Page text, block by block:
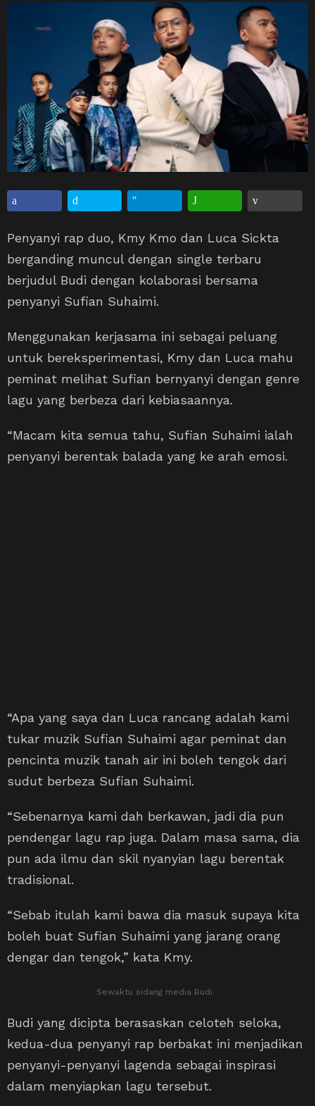
Penyanyi rap duo, Kmy Kmo dan Luca Sickta
berganding muncul dengan single terbaru
berjudul Budi dengan kolaborasi bersama
penyanyi Sufian Suhaimi.
Menggunakan kerjasama ini sebagai peluang
untuk bereksperimentasi, Kmy dan Luca mahu
peminat melihat Sufian bernyanyi dengan genre
lagu yang berbeza dari kebiasaannya.
“Macam kita semua tahu, Sufian Suhaimi ialah
penyanyi berentak balada yang ke arah emosi.
“Apa yang saya dan Luca rancang adalah kami
tukar muzik Sufian Suhaimi agar peminat dan
pencinta muzik tanah air ini boleh tengok dari
sudut berbeza Sufian Suhaimi.
“Sebenarnya kami dah berkawan, jadi dia pun
pendengar lagu rap juga. Dalam masa sama, dia
pun ada ilmu dan skil nyanyian lagu berentak
tradisional.
“Sebab itulah kami bawa dia masuk supaya kita
boleh buat Sufian Suhaimi yang jarang orang
dengar dan tengok,” kata Kmy.
Sewaktu sidang media Budi
Budi yang dicipta berasaskan celoteh seloka,
kedua-dua penyanyi rap berbakat ini menjadikan
penyanyi-penyanyi lagenda sebagai inspirasi
dalam menyiapkan lagu tersebut.